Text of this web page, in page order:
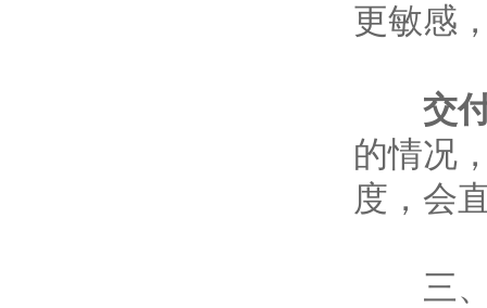
更敏感
交
的情况
度，会
三、